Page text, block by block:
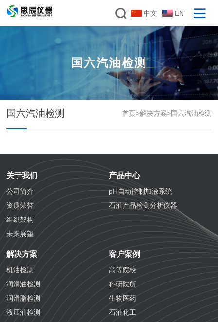
中文 EN
国六汽油检测
国六汽油检测 首页>解决方案>国六汽油检测
关于我们
公司简介
资质荣誉
组织架构
未来展望
产品中心
pH自动控制加液系统
石油产品检测分析仪器
解决方案
机油检测
润滑油检测
润滑脂检测
液压油检测
客户案例
高等院校
科研院所
生物医药
石油化工